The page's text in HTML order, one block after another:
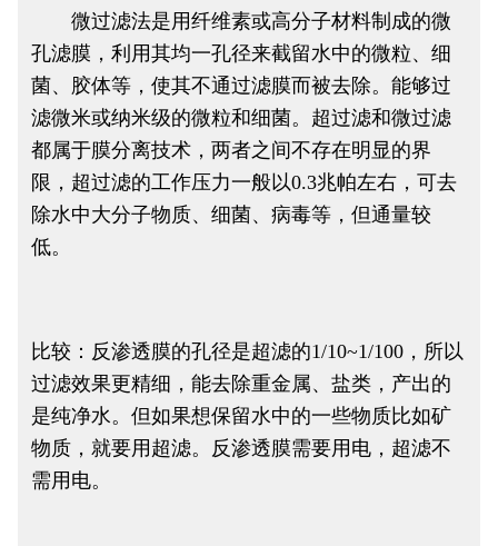
微过滤法是用纤维素或高分子材料制成的微
孔滤膜，利用其均一孔径来截留水中的微粒、细
菌、胶体等，使其不通过滤膜而被去除。能够过
滤微米或纳米级的微粒和细菌。超过滤和微过滤
都属于膜分离技术，两者之间不存在明显的界
限，超过滤的工作压力一般以0.3兆帕左右，可去
除水中大分子物质、细菌、病毒等，但通量较
低。
比较：反渗透膜的孔径是超滤的1/10~1/100，所以
过滤效果更精细，能去除重金属、盐类，产出的
是纯净水。但如果想保留水中的一些物质比如矿
物质，就要用超滤。反渗透膜需要用电，超滤不
需用电。